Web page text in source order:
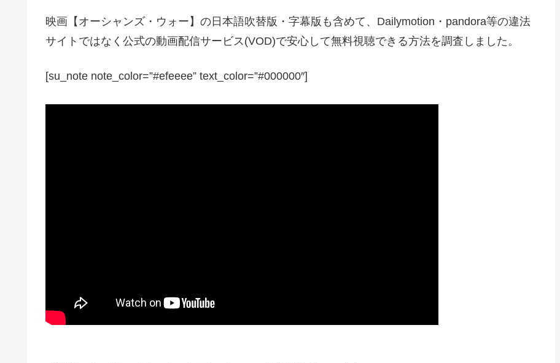
映画【オーシャンズ・ウォー】の日本語吹替版・字幕版も含めて、Dailymotion・pandora等の違法
サイトではなく公式の動画配信サービス(VOD)で安心して無料視聴できる方法を調査しました。
[su_note note_color=”#efeeee” text_color=”#000000″]